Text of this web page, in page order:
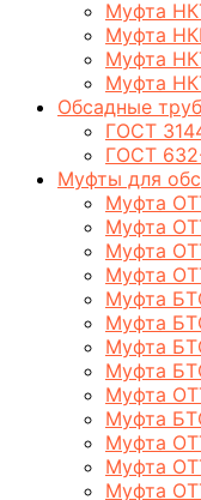
Муфта
Муфта
Муфта
Муфта
Обсадные
ГОСТ
ГОСТ
Муфты для
Муфта
Муфта
Муфта
Муфта
Муфта
Муфта
Муфта
Муфта
Муфта
Муфта
Муфта
Муфта
Муфта